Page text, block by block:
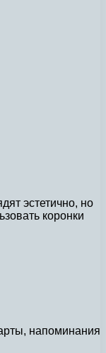
эстетично, но
коронки
напоминания